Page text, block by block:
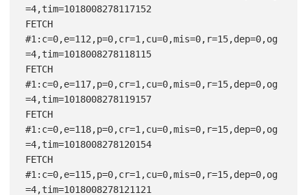
=4,tim=1018008278117152
FETCH
#1:c=0,e=112,p=0,cr=1,cu=0,mis=0,r=15,dep=0,og
=4,tim=1018008278118115
FETCH
#1:c=0,e=117,p=0,cr=1,cu=0,mis=0,r=15,dep=0,og
=4,tim=1018008278119157
FETCH
#1:c=0,e=118,p=0,cr=1,cu=0,mis=0,r=15,dep=0,og
=4,tim=1018008278120154
FETCH
#1:c=0,e=115,p=0,cr=1,cu=0,mis=0,r=15,dep=0,og
=4,tim=1018008278121121